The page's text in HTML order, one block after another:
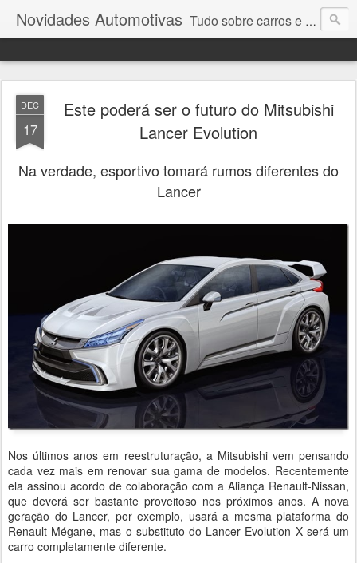
Novidades Automotivas Tudo sobre carros e motores
DEC
17
Este poderá ser o futuro do Mitsubishi
Lancer Evolution
Na verdade, esportivo tomará rumos diferentes do
Lancer
Nos últimos anos em reestruturação, a Mitsubishi vem pensando
cada vez mais em renovar sua gama de modelos. Recentemente
ela assinou acordo de colaboração com a Aliança Renault-Nissan,
que deverá ser bastante proveitoso nos próximos anos. A nova
geração do Lancer, por exemplo, usará a mesma plataforma do
Renault Mégane, mas o substituto do Lancer Evolution X será um
carro completamente diferente.